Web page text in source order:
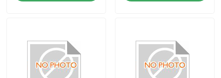
O nas
Wycieczka po fabryce